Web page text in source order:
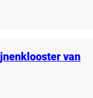
van